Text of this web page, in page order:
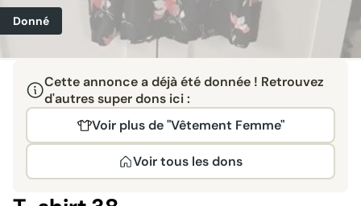
Donné
Cette annonce a déjà été donnée ! Retrouvez
d'autres super dons ici :
Voir plus de "Vêtement Femme"
Voir tous les dons